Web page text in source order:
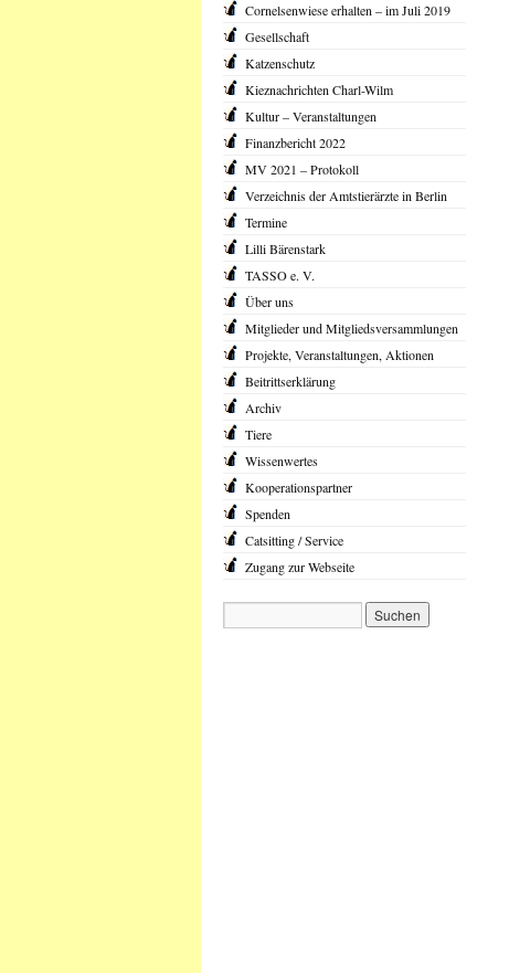
Cornelsenwiese erhalten – im Juli 2019
Gesellschaft
Katzenschutz
Kieznachrichten Charl-Wilm
Kultur – Veranstaltungen
Finanzbericht 2022
MV 2021 – Protokoll
Verzeichnis der Amtstierärzte in Berlin
Termine
Lilli Bärenstark
TASSO e. V.
Über uns
Mitglieder und Mitgliedsversammlungen
Projekte, Veranstaltungen, Aktionen
Beitrittserklärung
Archiv
Tiere
Wissenwertes
Kooperationspartner
Spenden
Catsitting / Service
Zugang zur Webseite